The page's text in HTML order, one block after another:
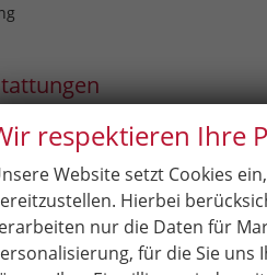
- EU-Neuwagen OHNE
bestehend aus
montiert, Fahrzeug entwachst
respektieren Ihre
Website setzt Cookies
Hierbei
nur die Daten für
für die Sie uns